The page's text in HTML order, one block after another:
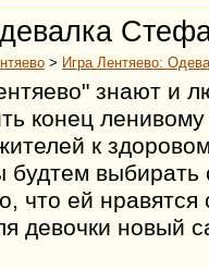
> Игра Лентяево:
знают и
конец
к
будтем
что ей
девочки новый